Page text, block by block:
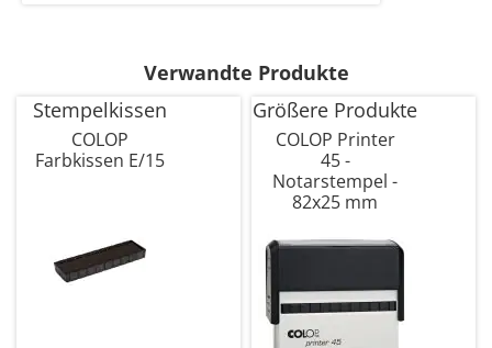
Verwandte Produkte
Stempelkissen
COLOP
Farbkissen E/15
Größere Produkte
COLOP Printer
45 -
Notarstempel -
82x25 mm